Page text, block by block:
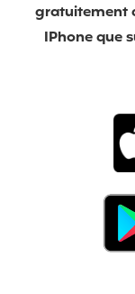
gratuitement
IPhone que